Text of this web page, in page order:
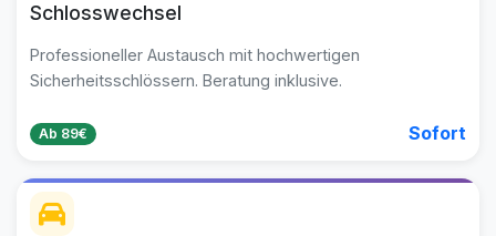
Schlosswechsel
Professioneller Austausch mit hochwertigen
Sicherheitsschlössern. Beratung inklusive.
Ab 89€ Sofort